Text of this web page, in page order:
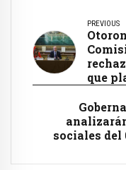
PREVIOUS
que
sociales del